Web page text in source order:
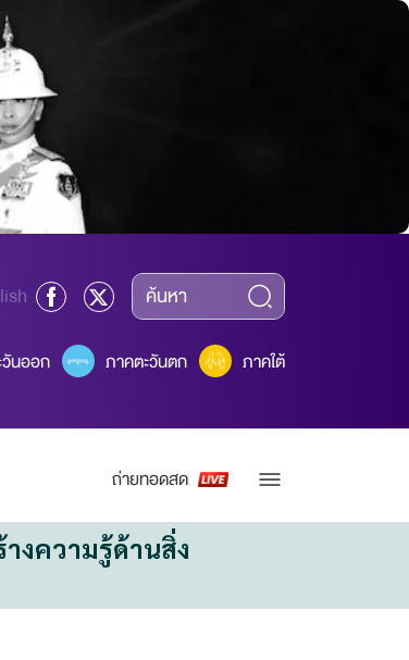
นออก ภาคตะวันตก ภาคใต้
ถ่ายทอดสด
งความรู้ด้านสิ่ง